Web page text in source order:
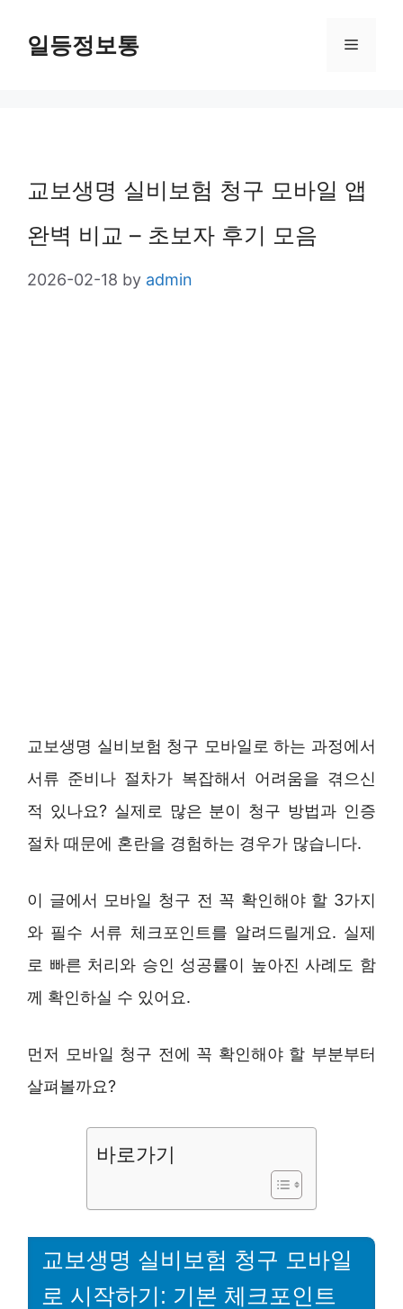
일등정보통 Menu
교보생명 실비보험 청구 모바일 앱
완벽 비교 – 초보자 후기 모음
2026-02-18 by admin
교보생명 실비보험 청구 모바일로 하는 과정에서
서류 준비나 절차가 복잡해서 어려움을 겪으신
적 있나요? 실제로 많은 분이 청구 방법과 인증
절차 때문에 혼란을 경험하는 경우가 많습니다.
이 글에서 모바일 청구 전 꼭 확인해야 할 3가지
와 필수 서류 체크포인트를 알려드릴게요. 실제
로 빠른 처리와 승인 성공률이 높아진 사례도 함
께 확인하실 수 있어요.
먼저 모바일 청구 전에 꼭 확인해야 할 부분부터
살펴볼까요?
바로가기
교보생명 실비보험 청구 모바일
로 시작하기: 기본 체크포인트